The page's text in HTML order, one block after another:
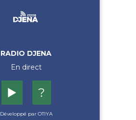
RADIO DJENA
En direct
▶️ ?
Développé par OTIYA